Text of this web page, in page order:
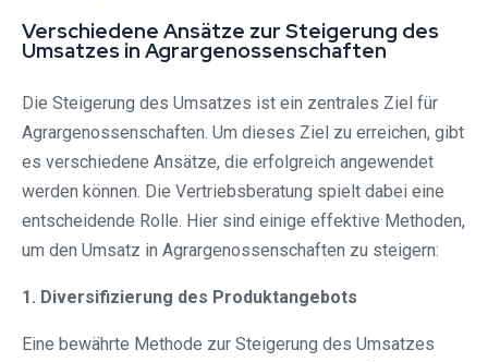
Verschiedene Ansätze zur Steigerung des
Umsatzes in Agrargenossenschaften
Die Steigerung des Umsatzes ist ein zentrales Ziel für
Agrargenossenschaften. Um dieses Ziel zu erreichen, gibt
es verschiedene Ansätze, die erfolgreich angewendet
werden können. Die Vertriebsberatung spielt dabei eine
entscheidende Rolle. Hier sind einige effektive Methoden,
um den Umsatz in Agrargenossenschaften zu steigern:
1. Diversifizierung des Produktangebots
Eine bewährte Methode zur Steigerung des Umsatzes